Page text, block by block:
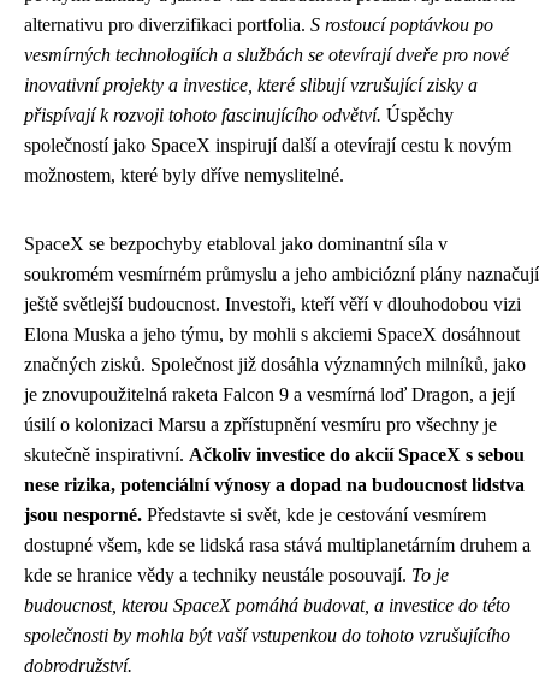
alternativu pro diverzifikaci portfolia. S rostoucí poptávkou po
vesmírných technologiích a službách se otevírají dveře pro nové
inovativní projekty a investice, které slibují vzrušující zisky a
přispívají k rozvoji tohoto fascinujícího odvětví. Úspěchy
společností jako SpaceX inspirují další a otevírají cestu k novým
možnostem, které byly dříve nemyslitelné.
SpaceX se bezpochyby etabloval jako dominantní síla v
soukromém vesmírném průmyslu a jeho ambiciózní plány naznačují
ještě světlejší budoucnost. Investoři, kteří věří v dlouhodobou vizi
Elona Muska a jeho týmu, by mohli s akciemi SpaceX dosáhnout
značných zisků. Společnost již dosáhla významných milníků, jako
je znovupoužitelná raketa Falcon 9 a vesmírná loď Dragon, a její
úsilí o kolonizaci Marsu a zpřístupnění vesmíru pro všechny je
skutečně inspirativní. Ačkoliv investice do akcií SpaceX s sebou
nese rizika, potenciální výnosy a dopad na budoucnost lidstva
jsou nesporné. Představte si svět, kde je cestování vesmírem
dostupné všem, kde se lidská rasa stává multiplanetárním druhem a
kde se hranice vědy a techniky neustále posouvají. To je
budoucnost, kterou SpaceX pomáhá budovat, a investice do této
společnosti by mohla být vaší vstupenkou do tohoto vzrušujícího
dobrodružství.